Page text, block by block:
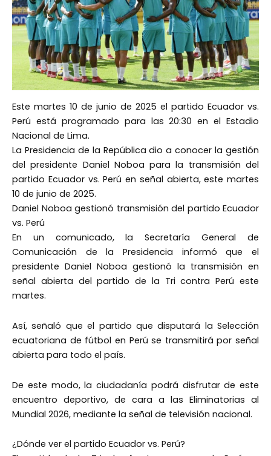
Este martes 10 de junio de 2025 el partido Ecuador vs.
Perú está programado para las 20:30 en el Estadio
Nacional de Lima.
La Presidencia de la República dio a conocer la gestión
del presidente Daniel Noboa para la transmisión del
partido Ecuador vs. Perú en señal abierta, este martes
10 de junio de 2025.
Daniel Noboa gestionó transmisión del partido Ecuador
vs. Perú
En un comunicado, la Secretaría General de
Comunicación de la Presidencia informó que el
presidente Daniel Noboa gestionó la transmisión en
señal abierta del partido de la Tri contra Perú este
martes.
Así, señaló que el partido que disputará la Selección
ecuatoriana de fútbol en Perú se transmitirá por señal
abierta para todo el país.
De este modo, la ciudadanía podrá disfrutar de este
encuentro deportivo, de cara a las Eliminatorias al
Mundial 2026, mediante la señal de televisión nacional.
¿Dónde ver el partido Ecuador vs. Perú?